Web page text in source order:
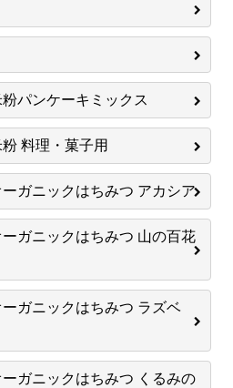
パンケーキミックス
料理・菓子用
ーガニックはちみつ アカシア
ーガニックはちみつ 山の百花
ーガニックはちみつ ラズベ
ーガニックはちみつ くるみの